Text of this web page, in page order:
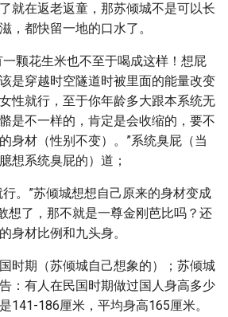
就在返老返童，那苏倾城不是可以长
，都快留一地的口水了。
颗花生米也不至于喝成这样！想屁
是穿越时空隧道时被里面的能量改变
性就行，至于你年龄多大跟本系统无
是不一样的，肯定是会收缩的，要不
身材（性别不变）。”系统臭屁（当
想系统臭屁的）道；
。”苏倾城想想自己原来的身材变成
想了，那不就是一尊金刚芭比吗？还
身材比例和九头身。
时期（苏倾城自己想象的）；苏倾城
：有人在民国时期做过国人身高多少
141-186厘米，平均身高165厘米。